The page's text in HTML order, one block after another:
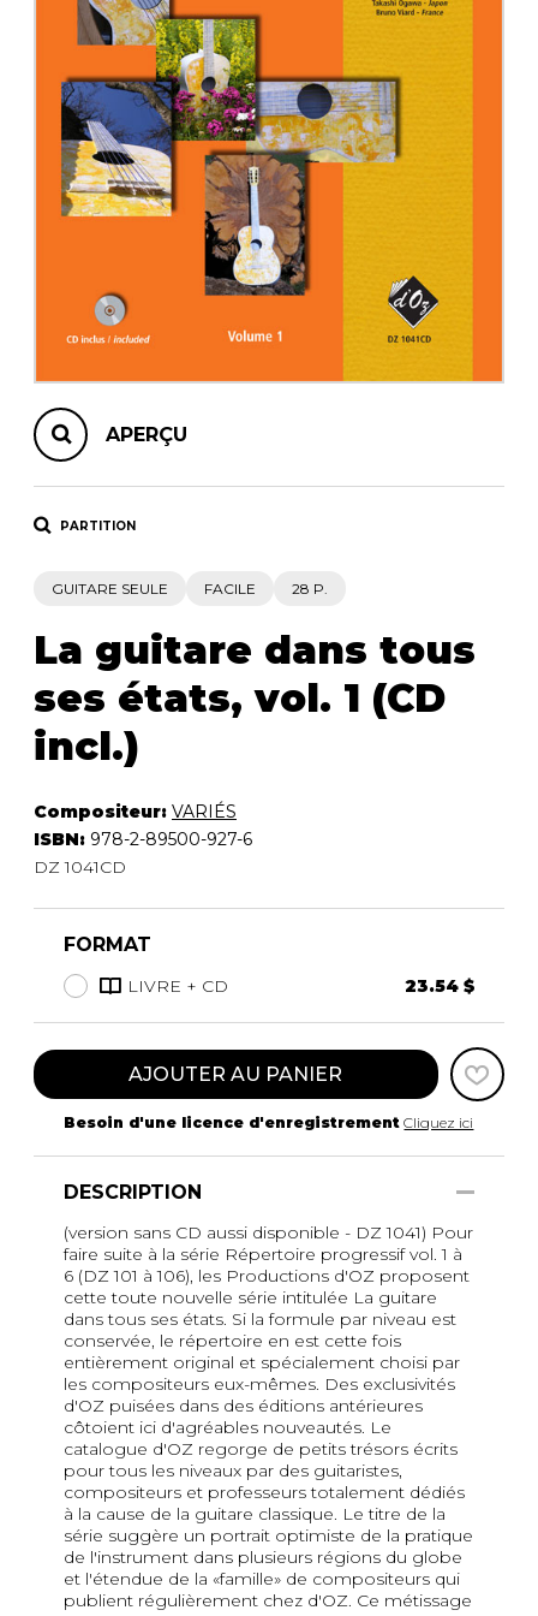
AUTRES PRODUITS
APERÇU
PARTITION
GUITARE SEULE FACILE 28 P.
La guitare dans tous
ses états, vol. 1 (CD
incl.)
Compositeur: VARIÉS
ISBN: 978-2-89500-927-6
DZ 1041CD
FORMAT
LIVRE + CD 23.54 $
AJOUTER AU PANIER
Besoin d'une licence d'enregistrement Cliquez ici
DESCRIPTION
(version sans CD aussi disponible - DZ 1041) Pour
faire suite à la série Répertoire progressif vol. 1 à
6 (DZ 101 à 106), les Productions d'OZ proposent
cette toute nouvelle série intitulée La guitare
dans tous ses états. Si la formule par niveau est
conservée, le répertoire en est cette fois
entièrement original et spécialement choisi par
les compositeurs eux-mêmes. Des exclusivités
d'OZ puisées dans des éditions antérieures
côtoient ici d'agréables nouveautés. Le
catalogue d'OZ regorge de petits trésors écrits
pour tous les niveaux par des guitaristes,
compositeurs et professeurs totalement dédiés
à la cause de la guitare classique. Le titre de la
série suggère un portrait optimiste de la pratique
de l'instrument dans plusieurs régions du globe
et l'étendue de la «famille» de compositeurs qui
publient régulièrement chez d'OZ. Ce métissage